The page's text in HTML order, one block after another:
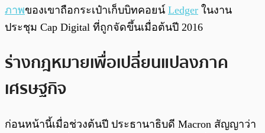
ภาพของเขาถือกระเป๋าเก็บบิทคอยน์ Ledger ในงาน
ประชุม Cap Digital ที่ถูกจัดขึ้นเมื่อต้นปี 2016
ร่างกฎหมายเพื่อเปลี่ยนแปลงภาค
เศรษฐกิจ
ก่อนหน้านี้เมื่อช่วงต้นปี ประธานาธิบดี Macron สัญญาว่า